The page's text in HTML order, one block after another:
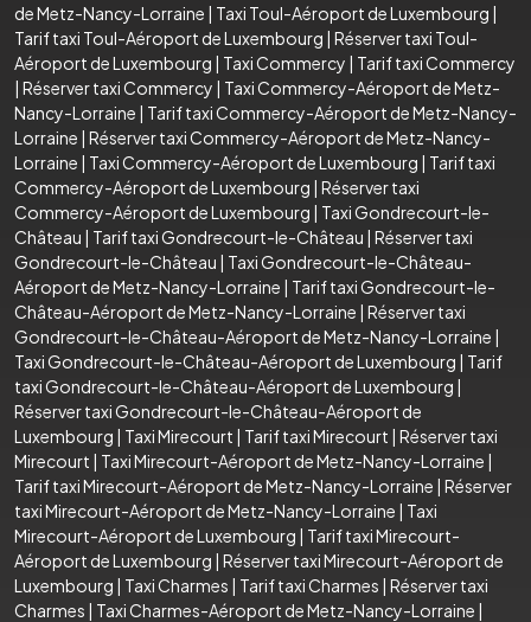
de Metz-Nancy-Lorraine | Taxi Toul-Aéroport de Luxembourg |
Tarif taxi Toul-Aéroport de Luxembourg | Réserver taxi Toul-
Aéroport de Luxembourg | Taxi Commercy | Tarif taxi Commercy
| Réserver taxi Commercy | Taxi Commercy-Aéroport de Metz-
Nancy-Lorraine | Tarif taxi Commercy-Aéroport de Metz-Nancy-
Lorraine | Réserver taxi Commercy-Aéroport de Metz-Nancy-
Lorraine | Taxi Commercy-Aéroport de Luxembourg | Tarif taxi
Commercy-Aéroport de Luxembourg | Réserver taxi
Commercy-Aéroport de Luxembourg | Taxi Gondrecourt-le-
Château | Tarif taxi Gondrecourt-le-Château | Réserver taxi
Gondrecourt-le-Château | Taxi Gondrecourt-le-Château-
Aéroport de Metz-Nancy-Lorraine | Tarif taxi Gondrecourt-le-
Château-Aéroport de Metz-Nancy-Lorraine | Réserver taxi
Gondrecourt-le-Château-Aéroport de Metz-Nancy-Lorraine |
Taxi Gondrecourt-le-Château-Aéroport de Luxembourg | Tarif
taxi Gondrecourt-le-Château-Aéroport de Luxembourg |
Réserver taxi Gondrecourt-le-Château-Aéroport de
Luxembourg | Taxi Mirecourt | Tarif taxi Mirecourt | Réserver taxi
Mirecourt | Taxi Mirecourt-Aéroport de Metz-Nancy-Lorraine |
Tarif taxi Mirecourt-Aéroport de Metz-Nancy-Lorraine | Réserver
taxi Mirecourt-Aéroport de Metz-Nancy-Lorraine | Taxi
Mirecourt-Aéroport de Luxembourg | Tarif taxi Mirecourt-
Aéroport de Luxembourg | Réserver taxi Mirecourt-Aéroport de
Luxembourg | Taxi Charmes | Tarif taxi Charmes | Réserver taxi
Charmes | Taxi Charmes-Aéroport de Metz-Nancy-Lorraine |